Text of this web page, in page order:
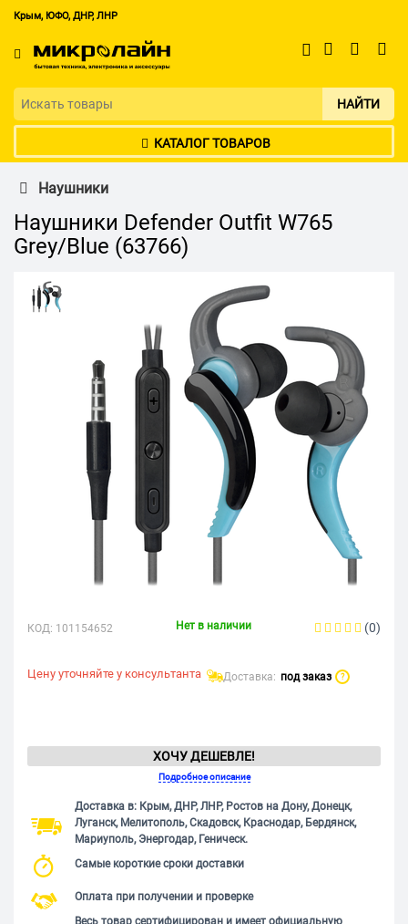
Крым, ЮФО, ДНР, ЛНР
НАЙТИ
КАТАЛОГ ТОВАРОВ
Наушники
Наушники Defender Outfit W765
Grey/Blue (63766)
КОД: 101154652 Нет в наличии (0)
Цену уточняйте у консультанта Доставка: под заказ ?
ХОЧУ ДЕШЕВЛЕ!
Подробное описание
Доставка в: Крым, ДНР, ЛНР, Ростов на Дону, Донецк,
Луганск, Мелитополь, Скадовск, Краснодар, Бердянск,
Мариуполь, Энергодар, Геническ.
Самые короткие сроки доставки
Оплата при получении и проверке